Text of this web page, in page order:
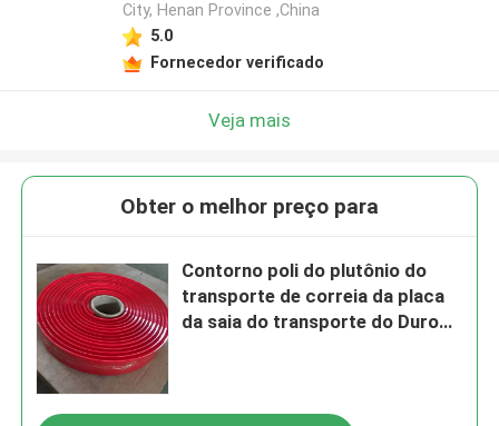
City, Henan Province ,China
5.0
Fornecedor verificado
Veja mais
Obter o melhor preço para
Contorno poli do plutônio do
transporte de correia da placa
da saia do transporte do Duro